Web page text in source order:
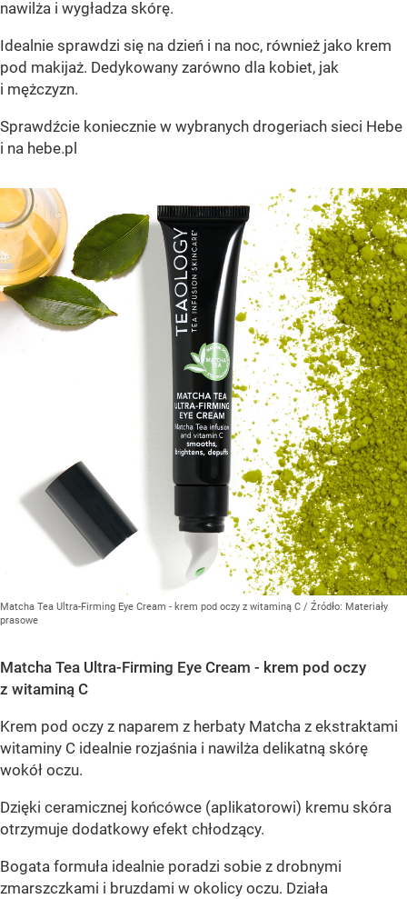
nawilża i wygładza skórę.
Idealnie sprawdzi się na dzień i na noc, również jako krem
pod makijaż. Dedykowany zarówno dla kobiet, jak
i mężczyzn.
Sprawdźcie koniecznie w wybranych drogeriach sieci Hebe
i na hebe.pl
Matcha Tea Ultra-Firming Eye Cream - krem pod oczy z witaminą C / Źródło: Materiały
prasowe
Matcha Tea Ultra-Firming Eye Cream - krem pod oczy
z witaminą C
Krem pod oczy z naparem z herbaty Matcha z ekstraktami
witaminy C idealnie rozjaśnia i nawilża delikatną skórę
wokół oczu.
Dzięki ceramicznej końcówce (aplikatorowi) kremu skóra
otrzymuje dodatkowy efekt chłodzący.
Bogata formuła idealnie poradzi sobie z drobnymi
zmarszczkami i bruzdami w okolicy oczu. Działa